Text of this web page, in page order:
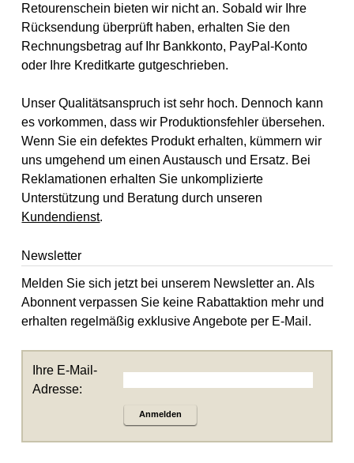
Retourenschein bieten wir nicht an. Sobald wir Ihre
Rücksendung überprüft haben, erhalten Sie den
Rechnungsbetrag auf Ihr Bankkonto, PayPal-Konto
oder Ihre Kreditkarte gutgeschrieben.
Unser Qualitätsanspruch ist sehr hoch. Dennoch kann
es vorkommen, dass wir Produktionsfehler übersehen.
Wenn Sie ein defektes Produkt erhalten, kümmern wir
uns umgehend um einen Austausch und Ersatz. Bei
Reklamationen erhalten Sie unkomplizierte
Unterstützung und Beratung durch unseren
Kundendienst.
Newsletter
Melden Sie sich jetzt bei unserem Newsletter an. Als
Abonnent verpassen Sie keine Rabattaktion mehr und
erhalten regelmäßig exklusive Angebote per E-Mail.
Ihre E-Mail-
Adresse:
Anmelden